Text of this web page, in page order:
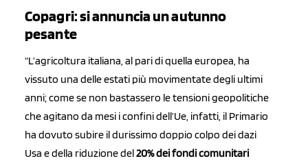
Copagri: si annuncia un autunno
pesante
“L’agricoltura italiana, al pari di quella europea, ha
vissuto una delle estati più movimentate degli ultimi
anni; come se non bastassero le tensioni geopolitiche
che agitano da mesi i confini dell’Ue, infatti, il Primario
ha dovuto subire il durissimo doppio colpo dei dazi
Usa e della riduzione del20% dei fondi comunitari